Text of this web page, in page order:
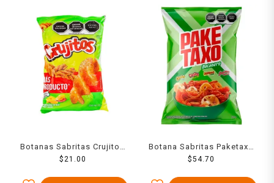
Botanas Sabritas Crujitos
43 Grs
$21.00
Botana Sabritas Paketaxo
Botanero queso, chile y
$54.70